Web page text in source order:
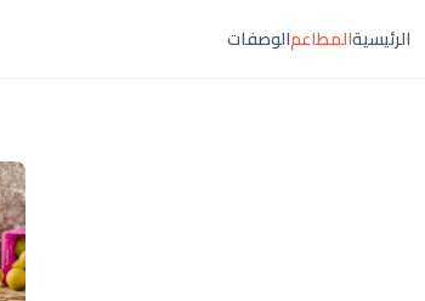
الرئيسيةالمطاعمالوصفات